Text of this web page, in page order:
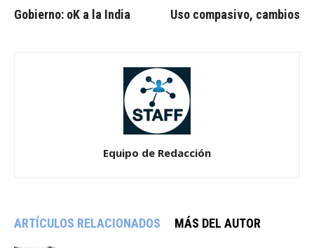
Gobierno: oK a la India Uso compasivo, cambios
Equipo de Redacción
ARTÍCULOS RELACIONADOS MÁS DEL AUTOR